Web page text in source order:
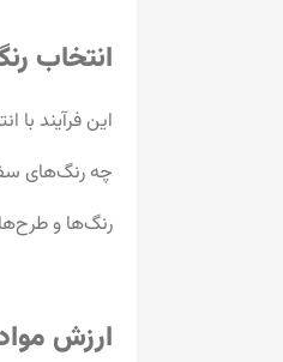
انتخاب
این فرآیند
چه رنگ‌های
رنگ‌ها و
ارزش